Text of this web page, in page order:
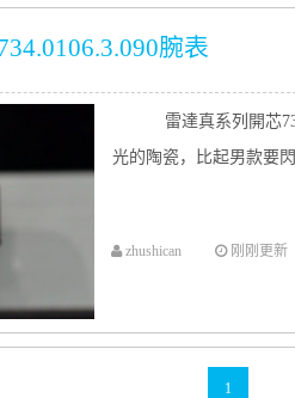
腕表
雷達真系列開芯
光的陶瓷，比起男款要
zhushican 刚刚更新
1